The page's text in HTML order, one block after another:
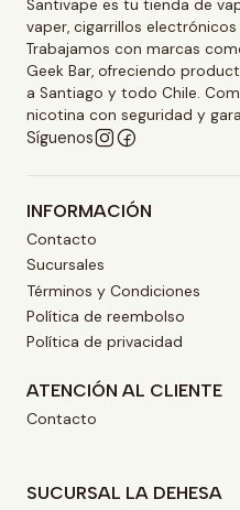
Santivape es tu tienda de
vaper, cigarrillos
Trabajamos con marcas
Geek Bar, ofreciendo
a Santiago y todo Chile.
nicotina con seguridad y
Síguenos
INFORMACIÓN
Contacto
Sucursales
Términos y Condiciones
Política de reembolso
Política de privacidad
ATENCIÓN AL CLIENTE
Contacto
SUCURSAL LA DEHESA